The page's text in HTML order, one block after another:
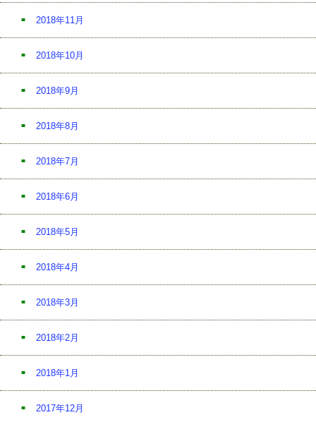
2018年11月
2018年10月
2018年9月
2018年8月
2018年7月
2018年6月
2018年5月
2018年4月
2018年3月
2018年2月
2018年1月
2017年12月